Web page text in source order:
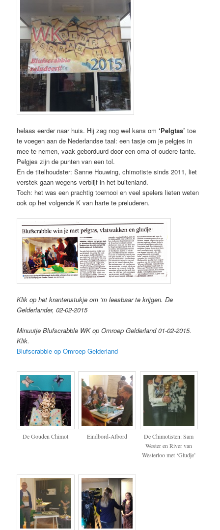
helaas eerder naar huis. Hij zag nog wel kans om‘Pelgtas’ toe
te voegen aan de Nederlandse taal: een tasje om je pelgjes in
mee te nemen, vaak geborduurd door een oma of oudere tante.
Pelgjes zijn de punten van een tol.
En de titelhoudster: Sanne Houwing, chimotiste sinds 2011, liet
verstek gaan wegens verblijf in het buitenland.
Toch: het was een prachtig toernooi en veel spelers lieten weten
ook op het volgende K van harte te preluderen.
Klik op het krantenstukje om ‘m leesbaar te krijgen. De
Gelderlander, 02-02-2015
Minuutje Blufscrabble WK op Omroep Gelderland 01-02-2015.
Klik.
Blufscrabble op Omroep Gelderland
De Gouden Chimot Eindbord-Albord
De Chimotisten: Sam
Wester en River van
Westerloo met ‘Gludje’